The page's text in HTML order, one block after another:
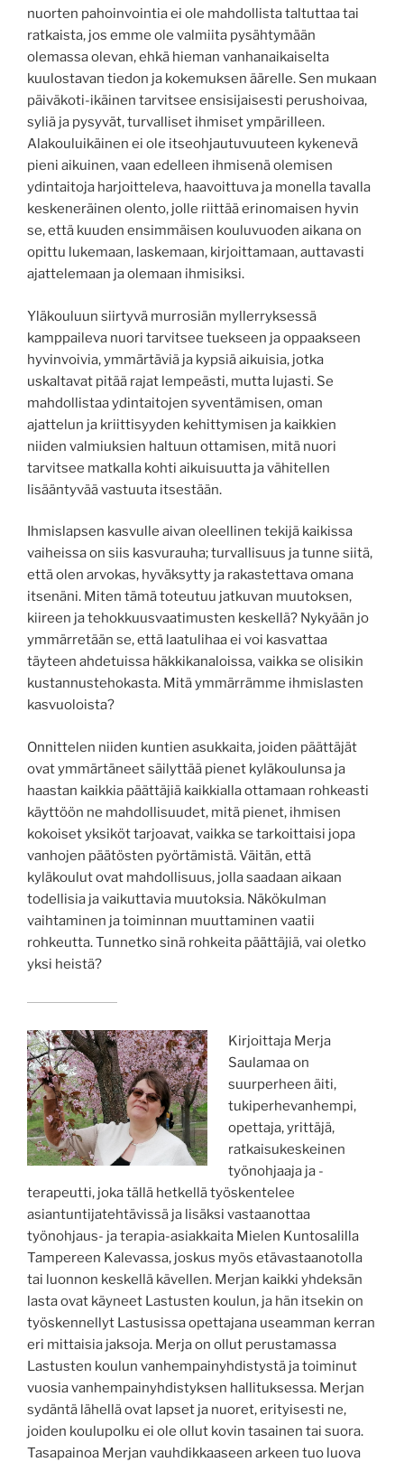
nuorten pahoinvointia ei ole mahdollista taltuttaa tai
ratkaista, jos emme ole valmiita pysähtymään
olemassa olevan, ehkä hieman vanhanaikaiselta
kuulostavan tiedon ja kokemuksen äärelle. Sen mukaan
päiväkoti-ikäinen tarvitsee ensisijaisesti perushoivaa,
syliä ja pysyvät, turvalliset ihmiset ympärilleen.
Alakouluikäinen ei ole itseohjautuvuuteen kykenevä
pieni aikuinen, vaan edelleen ihmisenä olemisen
ydintaitoja harjoitteleva, haavoittuva ja monella tavalla
keskeneräinen olento, jolle riittää erinomaisen hyvin
se, että kuuden ensimmäisen kouluvuoden aikana on
opittu lukemaan, laskemaan, kirjoittamaan, auttavasti
ajattelemaan ja olemaan ihmisiksi.
Yläkouluun siirtyvä murrosiän myllerryksessä
kamppaileva nuori tarvitsee tuekseen ja oppaakseen
hyvinvoivia, ymmärtäviä ja kypsiä aikuisia, jotka
uskaltavat pitää rajat lempeästi, mutta lujasti. Se
mahdollistaa ydintaitojen syventämisen, oman
ajattelun ja kriittisyyden kehittymisen ja kaikkien
niiden valmiuksien haltuun ottamisen, mitä nuori
tarvitsee matkalla kohti aikuisuutta ja vähitellen
lisääntyvää vastuuta itsestään.
Ihmislapsen kasvulle aivan oleellinen tekijä kaikissa
vaiheissa on siis kasvurauha; turvallisuus ja tunne siitä,
että olen arvokas, hyväksytty ja rakastettava omana
itsenäni. Miten tämä toteutuu jatkuvan muutoksen,
kiireen ja tehokkuusvaatimusten keskellä? Nykyään jo
ymmärretään se, että laatulihaa ei voi kasvattaa
täyteen ahdetuissa häkkikanaloissa, vaikka se olisikin
kustannustehokasta. Mitä ymmärrämme ihmislasten
kasvuoloista?
Onnittelen niiden kuntien asukkaita, joiden päättäjät
ovat ymmärtäneet säilyttää pienet kyläkoulunsa ja
haastan kaikkia päättäjiä kaikkialla ottamaan rohkeasti
käyttöön ne mahdollisuudet, mitä pienet, ihmisen
kokoiset yksiköt tarjoavat, vaikka se tarkoittaisi jopa
vanhojen päätösten pyörtämistä. Väitän, että
kyläkoulut ovat mahdollisuus, jolla saadaan aikaan
todellisia ja vaikuttavia muutoksia. Näkökulman
vaihtaminen ja toiminnan muuttaminen vaatii
rohkeutta. Tunnetko sinä rohkeita päättäjiä, vai oletko
yksi heistä?
Kirjoittaja Merja
Saulamaa on
suurperheen äiti,
tukiperhevanhempi,
opettaja, yrittäjä,
ratkaisukeskeinen
työnohjaaja ja -
terapeutti, joka tällä hetkellä työskentelee
asiantuntijatehtävissä ja lisäksi vastaanottaa
työnohjaus- ja terapia-asiakkaita Mielen Kuntosalilla
Tampereen Kalevassa, joskus myös etävastaanotolla
tai luonnon keskellä kävellen. Merjan kaikki yhdeksän
lasta ovat käyneet Lastusten koulun, ja hän itsekin on
työskennellyt Lastusissa opettajana useamman kerran
eri mittaisia jaksoja. Merja on ollut perustamassa
Lastusten koulun vanhempainyhdistystä ja toiminut
vuosia vanhempainyhdistyksen hallituksessa. Merjan
sydäntä lähellä ovat lapset ja nuoret, erityisesti ne,
joiden koulupolku ei ole ollut kovin tasainen tai suora.
Tasapainoa Merjan vauhdikkaaseen arkeen tuo luova